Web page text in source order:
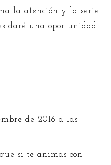
la atención y la serie
daré una oportunidad.
de 2016 a las
que si te animas con